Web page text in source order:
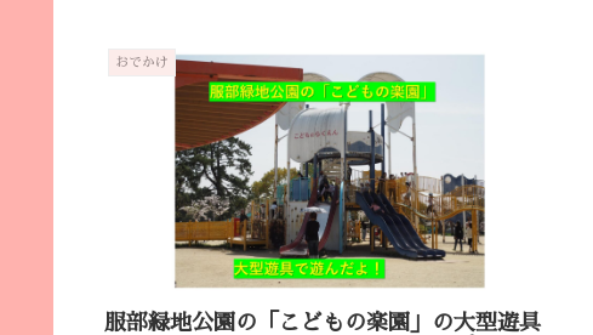
おでかけ
服部緑地公園の「こどもの楽園」の大型遊具